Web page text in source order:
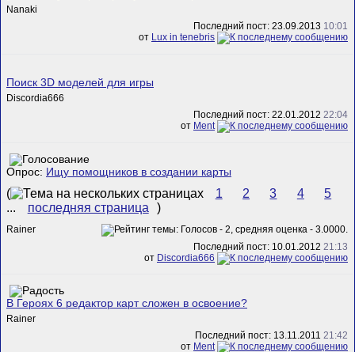
Nanaki
Последний пост: 23.09.2013 10:01
от Lux in tenebris
Поиск 3D моделей для игры
Discordia666
Последний пост: 22.01.2012 22:04
от Ment
Опрос: Ищу помощников в создании карты
( 1 2 3 4
5
...
последняя страница )
Rainer
Последний пост: 10.01.2012 21:13
от Discordia666
В Героях 6 редактор карт сложен в освоение?
Rainer
Последний пост: 13.11.2011 21:42
от Ment